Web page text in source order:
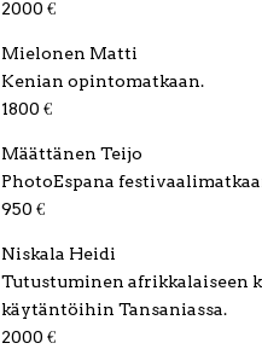
2000 €
Mielonen Matti
Kenian opintomatkaan.
1800 €
Määttänen Teijo
PhotoEspana
950 €
Niskala Heidi
Tutustuminen afrikkalaiseen
käytäntöihin Tansaniassa.
2000 €